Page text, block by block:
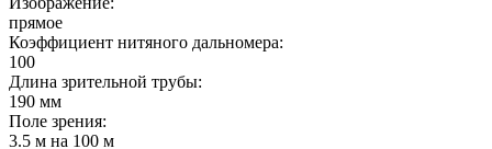
прямое
Коэффициент нитяного дальномера:
100
Длина зрительной трубы:
190 мм
Поле зрения:
3.5 м на 100 м